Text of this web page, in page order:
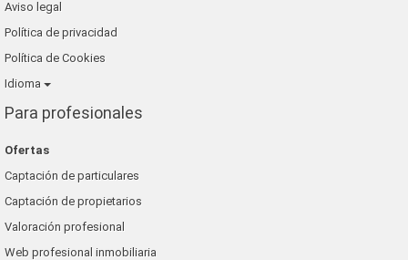
Aviso legal
Política de privacidad
Política de Cookies
Idioma
Para profesionales
Ofertas
Captación de particulares
Captación de propietarios
Valoración profesional
Web profesional inmobiliaria